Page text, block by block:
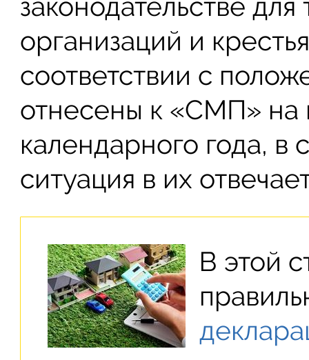
организаций и
соответствии с
отнесены к «СМП» на
календарного года, в
ситуация в их
В этой